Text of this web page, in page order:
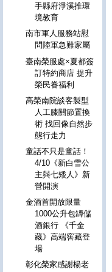
手縣府淨溪推環
境教育
南市軍人服務站慰
問陸軍急難家屬
臺南榮服處×夏都簽
訂特約商店 提升
榮民眷福利
高榮南院談客製型
人工膝關節置換
術 找回像自然步
態行走力
童話不只是童話！
4/10《新白雪公
主與七矮人》新
營開演
金酒首開放限量
1000公升包罈儲
酒銀行 《千金
藏》高端窖藏登
場
彰化榮家感謝楊老